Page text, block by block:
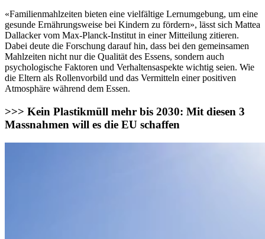
«Familienmahlzeiten bieten eine vielfältige Lernumgebung, um eine
gesunde Ernährungsweise bei Kindern zu fördern», lässt sich Mattea
Dallacker vom Max-Planck-Institut in einer Mitteilung zitieren.
Dabei deute die Forschung darauf hin, dass bei den gemeinsamen
Mahlzeiten nicht nur die Qualität des Essens, sondern auch
psychologische Faktoren und Verhaltensaspekte wichtig seien. Wie
die Eltern als Rollenvorbild und das Vermitteln einer positiven
Atmosphäre während dem Essen.
>>> Kein Plastikmüll mehr bis 2030: Mit diesen 3
Massnahmen will es die EU schaffen